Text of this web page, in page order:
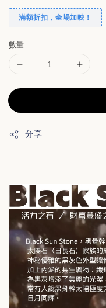
滿額折扣，全場加映！
數量
分享